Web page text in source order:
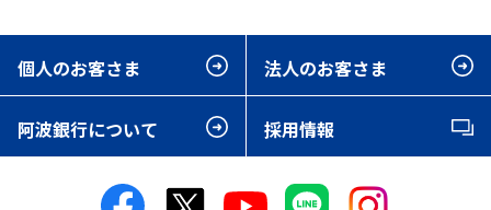
個人のお客さま 法人のお客さま
阿波銀行について 採用情報